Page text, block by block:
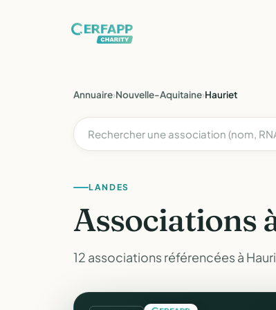
Annuaire›Nouvelle-Aquitaine›Hauriet
LANDES
Associations
12 associations référencées à